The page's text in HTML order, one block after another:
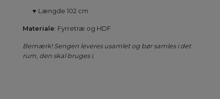
♥ Længde 102 cm
Materiale: Fyrretræ og HDF
Bemærk! Sengen leveres usamlet og bør samles i det
rum, den skal bruges i.